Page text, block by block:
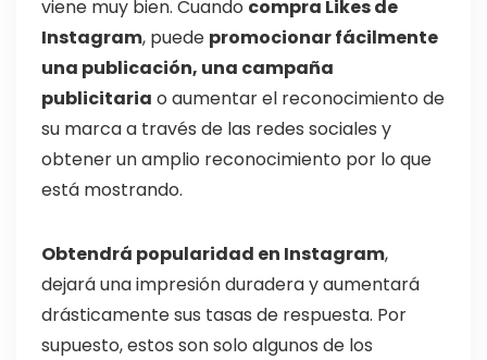
viene muy bien. Cuando compra Likes de
Instagram, puede promocionar fácilmente
una publicación, una campaña
publicitaria o aumentar el reconocimiento de
su marca a través de las redes sociales y
obtener un amplio reconocimiento por lo que
está mostrando.
Obtendrá popularidad en Instagram,
dejará una impresión duradera y aumentará
drásticamente sus tasas de respuesta. Por
supuesto, estos son solo algunos de los